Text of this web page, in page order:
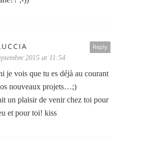
Reply
2015 at 11:54
je vois que tu es déjà au courant
nouveaux projets…;)
un plaisir de venir chez toi pour
et pour toi! kiss